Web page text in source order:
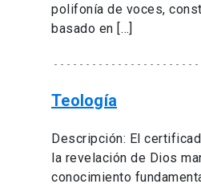
polifonía de voces,
basado en […]
Teología
Descripción: El
la revelación de Dios
conocimiento